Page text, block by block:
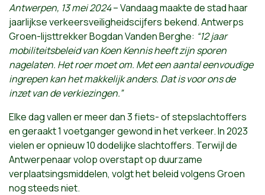
Antwerpen, 13 mei 2024– Vandaag maakte de stad haar
jaarlijkse verkeersveiligheidscijfers bekend. Antwerps
Groen-lijsttrekker Bogdan Vanden Berghe: “12 jaar
mobiliteitsbeleid van Koen Kennis heeft zijn sporen
nagelaten. Het roer moet om. Met een aantal eenvoudige
ingrepen kan het makkelijk anders. Dat is voor ons de
inzet van de verkiezingen.”
Elke dag vallen er meer dan 3 fiets- of stepslachtoffers
en geraakt 1 voetganger gewond in het verkeer. In 2023
vielen er opnieuw 10 dodelijke slachtoffers. Terwijl de
Antwerpenaar volop overstapt op duurzame
verplaatsingsmiddelen, volgt het beleid volgens Groen
nog steeds niet.